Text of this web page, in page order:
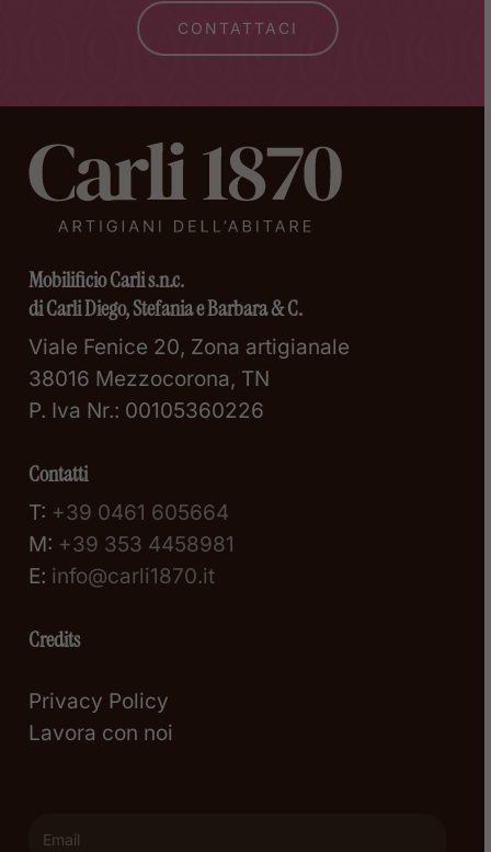
CONTATTACI
Mobilificio Carli s.n.c.
di Carli Diego, Stefania e Barbara & C.
Viale Fenice 20, Zona artigianale
38016 Mezzocorona, TN
P. Iva Nr.: 00105360226
Contatti
T: +39 0461 605664
M: +39 353 4458981
E: info@carli1870.it
Credits
Privacy Policy
Lavora con noi